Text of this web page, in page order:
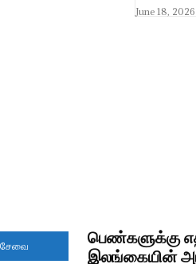
June 18, 2026